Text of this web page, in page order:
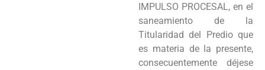
IMPULSO PROCESAL, en el
saneamiento de la
Titularidad del Predio que
es materia de la presente,
consecuentemente déjese